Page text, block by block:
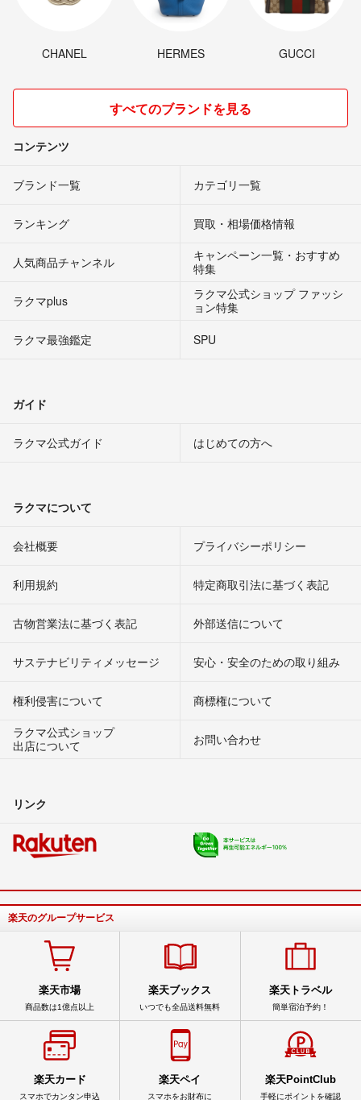
CHANEL HERMES GUCCI
すべてのブランドを見る
コンテンツ
ブランド一覧 カテゴリ一覧
ランキング 買取・相場価格情報
人気商品チャンネル
キャンペーン一覧・おすすめ
特集
ラクマplus
ラクマ公式ショップ ファッシ
ョン特集
ラクマ最強鑑定
SPU
ガイド
ラクマ公式ガイド はじめての方へ
ラクマについて
会社概要 プライバシーポリシー
利用規約 特定商取引法に基づく表記
古物営業法に基づく表記 外部送信について
サステナビリティメッセージ 安心・安全のための取り組み
権利侵害について
商標権について
ラクマ公式ショップ
出店について
お問い合わせ
リンク
楽天のグループサービス
楽天市場
商品数は1億点以上
楽天ブックス
いつでも全品送料無料
楽天トラベル
簡単宿泊予約！
楽天カード
スマホでカンタン申込
楽天ペイ
スマホをお財布に
楽天PointClub
手軽にポイントを確認